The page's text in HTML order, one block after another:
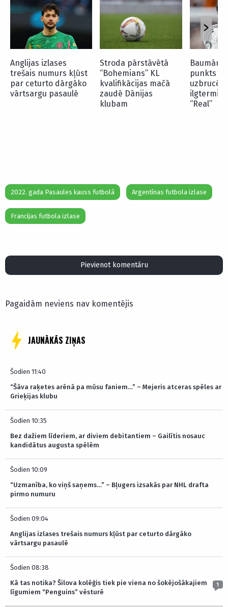
Anglijas izlases
trešais numurs kļūst
par ceturto dārgāko
vārtsargu pasaulē
Stroda pārstāvētā
“Bohemians” KL
kvalifikācijas mačā
zaudē Dānijas
klubam
Baumām
punkts –
“Real”
2022. gada Pasaules kauss futbolā Argentīnas futbola izlase
Francijas futbola izlase
Pievienot komentāru
Pagaidām neviens nav komentējis
JAUNĀKĀS ZIŅAS
Šodien 11:40
“Šāva raķetes arēnā pa mūsu faniem…” – Mejeris atceras spēles ar
Grieķijas klubu
Šodien 10:35
Bez dažiem līderiem, ar diviem debitantiem – Gailītis nosauc
kandidātus augusta spēlēm
Šodien 10:09
“Uzmanība, ko viņš saņems…” – Bļugers izsakās par NHL drafta
pirmo numuru
Šodien 09:04
Anglijas izlases trešais numurs kļūst par ceturto dārgāko
vārtsargu pasaulē
Šodien 08:38
Kā tas notika? Šilova kolēģis tiek pie viena no šokējošākajiem
līgumiem “Penguins” vēsturē
1